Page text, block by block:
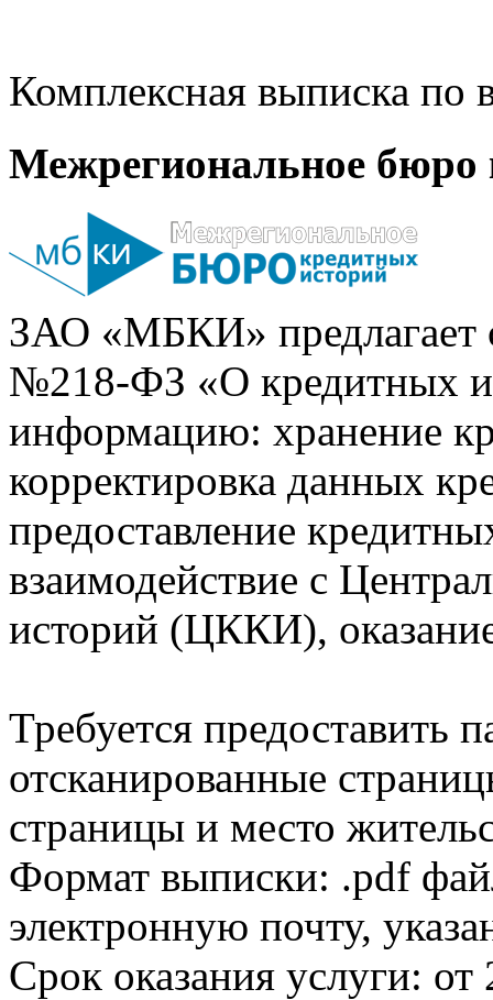
Комплексная выписка
Межрегиональное бюро
ЗАО «МБКИ» предлагает
№218-ФЗ «О кредитных
информацию: хранение
корректировка данных
предоставление
взаимодействие с
историй (ЦККИ),
Требуется предоставить
отсканированные
страницы и место
Формат выписки: .pdf
электронную почту,
Срок оказания услуги: от